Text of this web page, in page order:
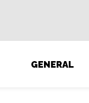
GENERAL